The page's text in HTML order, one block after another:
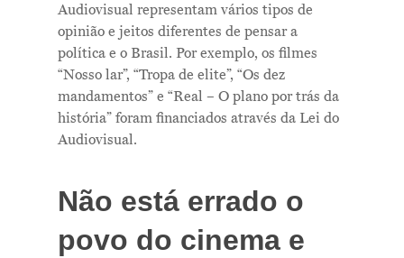
Audiovisual representam vários tipos de
opinião e jeitos diferentes de pensar a
política e o Brasil. Por exemplo, os filmes
“Nosso lar”, “Tropa de elite”, “Os dez
mandamentos” e “Real – O plano por trás da
história” foram financiados através da Lei do
Audiovisual.
Não está errado o
povo do cinema e